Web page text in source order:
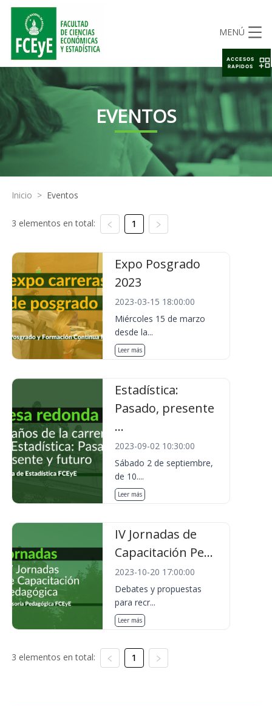
MENÚ
EVENTOS
Inicio > Eventos
3 elementos en total: 1
Expo Posgrado
2023
2023-03-15 18:00:00
Miércoles 15 de marzo
desde la...
Leer más
Estadística:
Pasado, presente
...
2023-09-02 10:30:00
Sábado 2 de septiembre,
de 10....
Leer más
IV Jornadas de
Capacitación Pe...
2023-10-20 17:00:00
Debates y propuestas
para recr...
Leer más
3 elementos en total: 1
ACCESOS
RAPIDOS